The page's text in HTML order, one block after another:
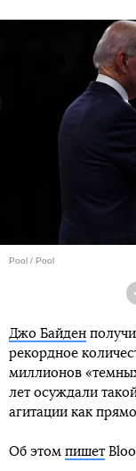
Pool / Pool
Джо Байден
рекордное
миллионов
лет осуждали
агитации как
Об этом пишет